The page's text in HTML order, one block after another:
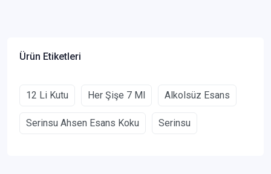
Ürün Etiketleri
12 Li Kutu Her Şişe 7 Ml Alkolsüz Esans
Serinsu Ahsen Esans Koku Serinsu